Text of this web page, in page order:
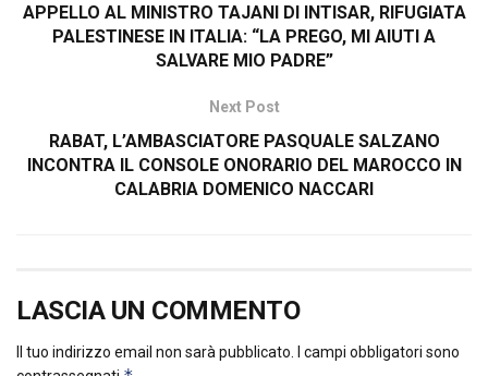
APPELLO AL MINISTRO TAJANI DI INTISAR, RIFUGIATA
PALESTINESE IN ITALIA: “LA PREGO, MI AIUTI A
SALVARE MIO PADRE”
Next Post
RABAT, L’AMBASCIATORE PASQUALE SALZANO
INCONTRA IL CONSOLE ONORARIO DEL MAROCCO IN
CALABRIA DOMENICO NACCARI
LASCIA UN COMMENTO
Il tuo indirizzo email non sarà pubblicato. I campi obbligatori sono